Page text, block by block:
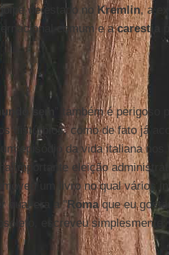
de estado no Kremlin, a
comum e acarestia
sem
” também é
distúrbios, como de fato já
um episódio da vida italiana
importante eleição
um livro no qual vários
qual era a "Romaque eu
escreveu